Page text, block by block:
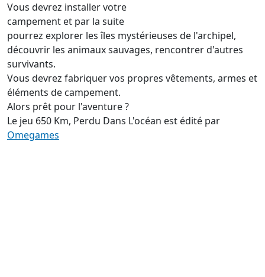
Vous devrez installer votre
campement et par la suite
pourrez explorer les îles mystérieuses de l'archipel,
découvrir les animaux sauvages, rencontrer d'autres
survivants.
Vous devrez fabriquer vos propres vêtements, armes et
éléments de campement.
Alors prêt pour l'aventure ?
Le jeu 650 Km, Perdu Dans L'océan est édité par
Omegames